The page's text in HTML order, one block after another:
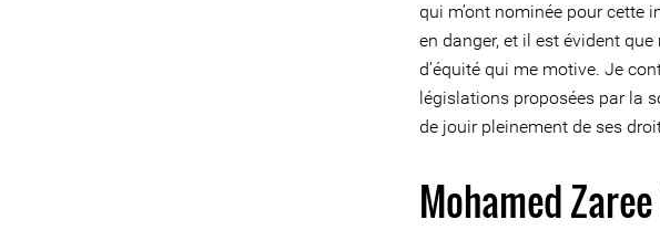
qui m’ont nominée pour cette
en danger, et il est évident
d’équité qui me motive. Je
législations proposées par la
de jouir pleinement de ses
Mohamed